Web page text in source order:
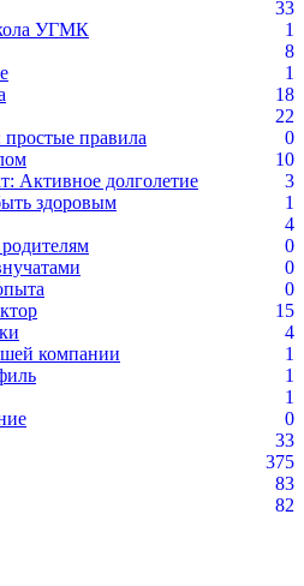
33
УГМК
1
8
1
18
22
правила
0
10
Активное долголетие
3
здоровым
1
4
0
0
0
15
4
компании
1
1
1
0
33
375
83
82